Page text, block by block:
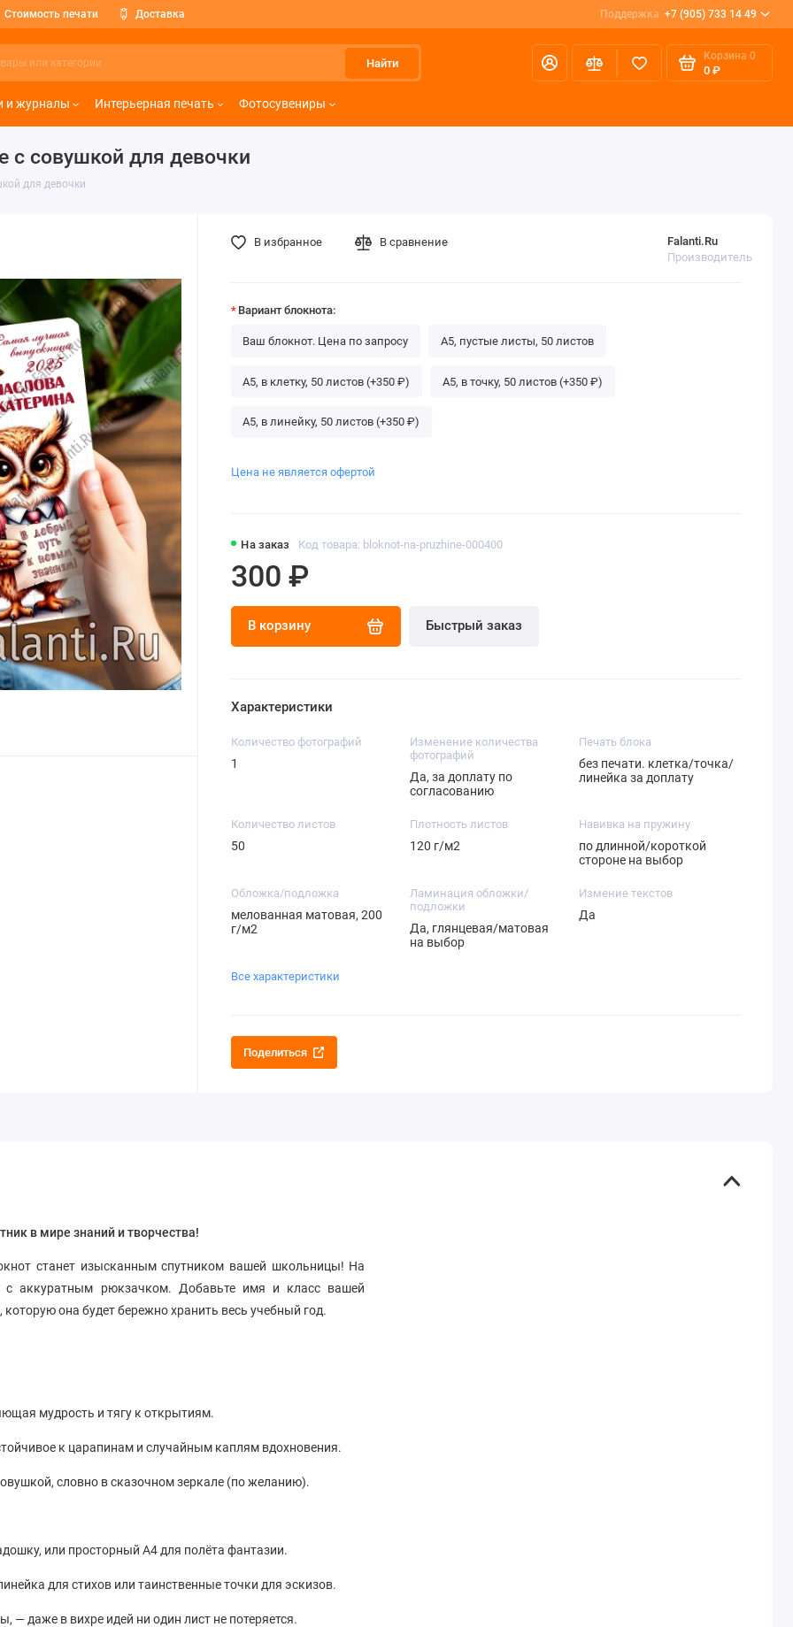
Стоимость печати Доставка Поддержка +7 (905) 733 14 49
Найти
Корзина 0
0 ₽
и журналы Интерьерная печать Фотосувениры
с совушкой для девочки
для девочки
На заказ Код товара: bloknot-na-pruzhine-000400
Falanti.Ru
Производитель
300 ₽
В корзину Быстрый заказ
В избранное В сравнение
Вариант блокнота:
Ваш блокнот. Цена по запросу А5, пустые листы, 50 листов
А5, в клетку, 50 листов (+350 ₽) А5, в точку, 50 листов (+350 ₽)
А5, в линейку, 50 листов (+350 ₽)
Цена не является офертой
Характеристики
Количество фотографий
1
Изменение количества
фотографий
Да, за доплату по
согласованию
Печать блока
без печати. клетка/точка/
линейка за доплату
Количество листов
50
Плотность листов
120 г/м2
Навивка на пружину
по длинной/короткой
стороне на выбор
Обложка/подложка
мелованная матовая, 200
г/м2
Ламинация обложки/
подложки
Да, глянцевая/матовая
на выбор
Измение текстов
Да
Все характеристики
Поделиться
в мире знаний и творчества!
станет изысканным спутником вашей школьницы! На
аккуратным рюкзачком. Добавьте имя и класс вашей
она будет бережно хранить весь учебный год.
мудрость и тягу к открытиям.
к царапинам и случайным каплям вдохновения.
словно в сказочном зеркале (по желанию).
или просторный А4 для полёта фантазии.
для стихов или таинственные точки для эскизов.
даже в вихре идей ни один лист не потеряется.